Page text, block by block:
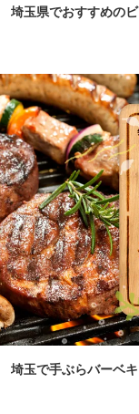
埼玉県でおすすめの
埼玉で手ぶらバーベ